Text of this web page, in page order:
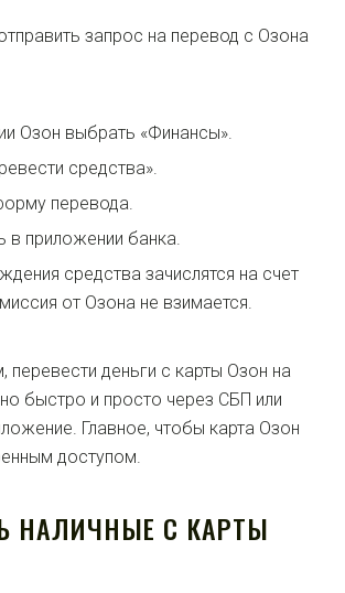
запрос на перевод с Озона
Озон выбрать «Финансы».
средства».
перевода.
в приложении банка.
средства зачислятся на счет
от Озона не взимается.
перевести деньги с карты Озон на
быстро и просто через СБП или
Главное, чтобы карта Озон
доступом.
НАЛИЧНЫЕ С КАРТЫ